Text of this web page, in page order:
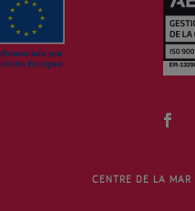
CENTRE DE LA MAR